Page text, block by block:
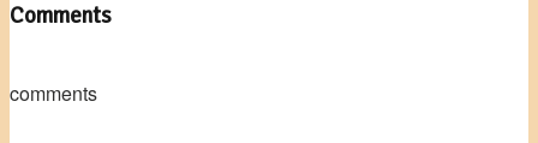
Comments
comments